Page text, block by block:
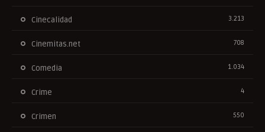
Cinecalidad 3.213
Cinemitas.net 708
Comedia 1.034
Crime 4
Crimen 550